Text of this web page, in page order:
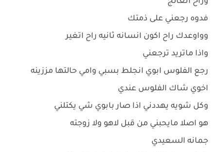
فدوه رجعني على ذمتك
وواوعدك راح اكون انسانه ثانيه راح اتغير
واذا ماتريد ترجعني
رجع الفلوس ابوي انجلط بسبي وامي حالتها مززينه
اخوي شاك الفلوس عندي
وكل شويه يهددني اذا صار بابوي شي يكتلني
هو اصلا مايحبني من قبل لاهو ولا زوجته
جمانه السعيدي